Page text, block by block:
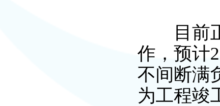
目前正
作，预计
不间断满
为工程竣